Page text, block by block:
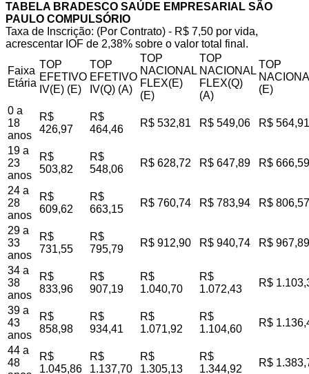
TABELA BRADESCO SAÚDE EMPRESARIAL SÃO
PAULO COMPULSÓRIO
Taxa de Inscrição: (Por Contrato) - R$ 7,50 por vida,
acrescentar IOF de 2,38% sobre o valor total final.
Faixa
Etária
TOP
EFETIVO
IV(E) (E)
TOP
EFETIVO
IV(Q) (A)
TOP
NACIONAL
FLEX(E)
(E)
TOP
NACIONAL
FLEX(Q)
(A)
TOP
(E)
0 a
18
anos
R$
426,97
R$
464,46
R$ 532,81 R$ 549,06 R$ 564,91
19 a
23
anos
R$
503,82
R$
548,06
R$ 628,72 R$ 647,89 R$ 666,59
24 a
28
anos
R$
609,62
R$
663,15
R$ 760,74 R$ 783,94 R$ 806,57
29 a
33
anos
R$
731,55
R$
795,79
R$ 912,90 R$ 940,74 R$ 967,89
34 a
38
anos
R$
833,96
R$
907,19
R$
1.040,70
R$
1.072,43
R$
39 a
43
anos
R$
858,98
R$
934,41
R$
1.071,92
R$
1.104,60
R$
44 a
48
R$
1.045,86
R$
1.137,70
R$
1.305,13
R$
1.344,92
R$